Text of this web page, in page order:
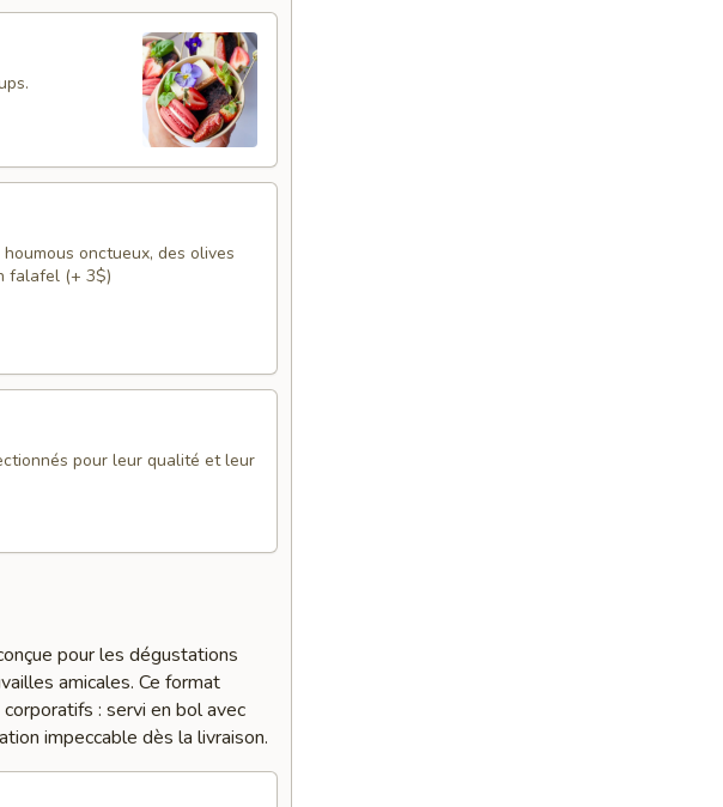
onctueux, des olives
falafel (+ 3$)
pour leur qualité et leur
pour les dégustations
amicales. Ce format
: servi en bol avec
impeccable dès la livraison.